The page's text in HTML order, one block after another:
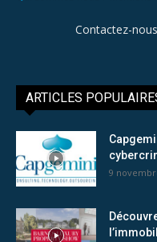
Contactez-
ARTICLES
9